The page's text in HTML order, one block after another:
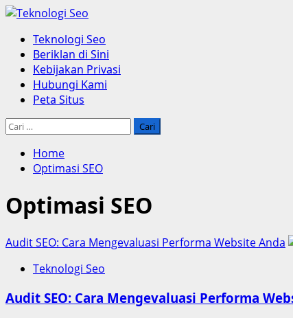
Skip
content
Primary
Menu
Teknologi Seo
Beriklan di Sini
Kebijakan Privasi
Hubungi Kami
Peta Situs
Cari
Home
Optimasi SEO
Optimasi SEO
Audit SEO: Cara Mengevaluasi Performa Website Anda
Teknologi Seo
Audit SEO: Cara Mengevaluasi Performa